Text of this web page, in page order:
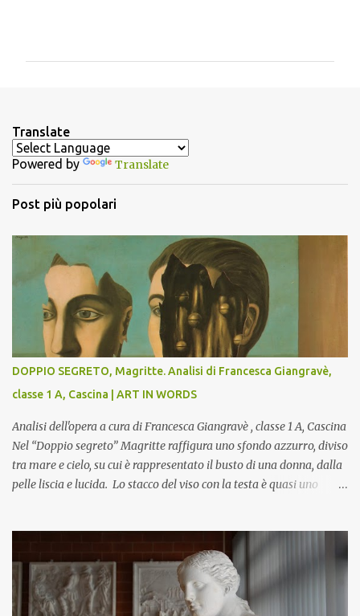
t
i
Translate
Powered by Translate
Post più popolari
DOPPIO SEGRETO, Magritte. Analisi di Francesca Giangravè,
classe 1 A, Cascina | ART IN WORDS
Analisi dell'opera a cura di Francesca Giangravè , classe 1 A, Cascina
Nel “Doppio segreto” Magritte raffigura uno sfondo azzurro, diviso
tra mare e cielo, su cui è rappresentato il busto di una donna, dalla
pelle liscia e lucida. Lo stacco del viso con la testa è quasi uno
un motivo che Magritte propone frequentemente nelle sue opere,
che in questo caso assumono un aspetto minaccioso, come se si
trattasse di un qualcosa di malinconico, sia per il colore che per la
consistenza del materiale. L’enigma che reca l’immagine, un volto